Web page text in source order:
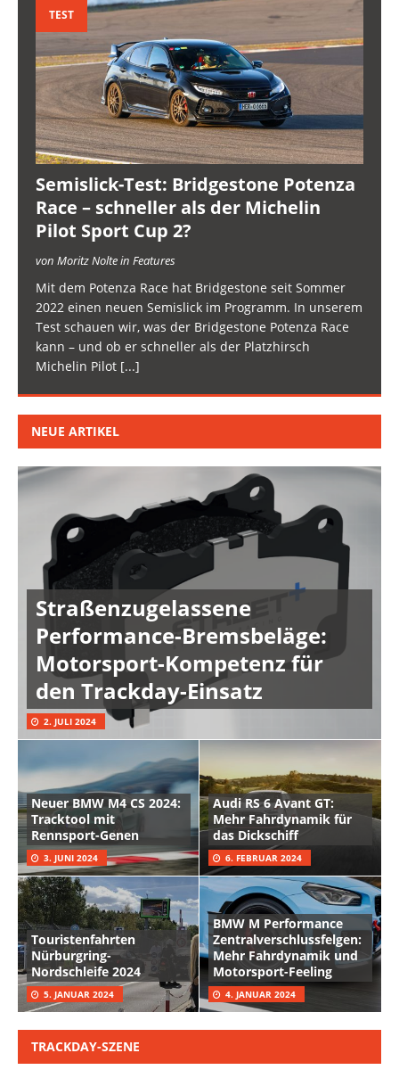
TEST
Semislick-Test: Bridgestone Potenza
Race – schneller als der Michelin
Pilot Sport Cup 2?
von Moritz Nolte in Features
Mit dem Potenza Race hat Bridgestone seit Sommer
2022 einen neuen Semislick im Programm. In unserem
Test schauen wir, was der Bridgestone Potenza Race
kann – und ob er schneller als der Platzhirsch
Michelin Pilot [...]
NEUE ARTIKEL
Straßenzugelassene
Performance-Bremsbeläge:
Motorsport-Kompetenz für
den Trackday-Einsatz
2. JULI 2024
Neuer BMW M4 CS 2024:
Tracktool mit
Rennsport-Genen
3. JUNI 2024
Audi RS 6 Avant GT:
Mehr Fahrdynamik für
das Dickschiff
6. FEBRUAR 2024
Touristenfahrten
Nürburgring-
Nordschleife 2024
5. JANUAR 2024
BMW M Performance
Zentralverschlussfelgen:
Mehr Fahrdynamik und
Motorsport-Feeling
4. JANUAR 2024
TRACKDAY-SZENE